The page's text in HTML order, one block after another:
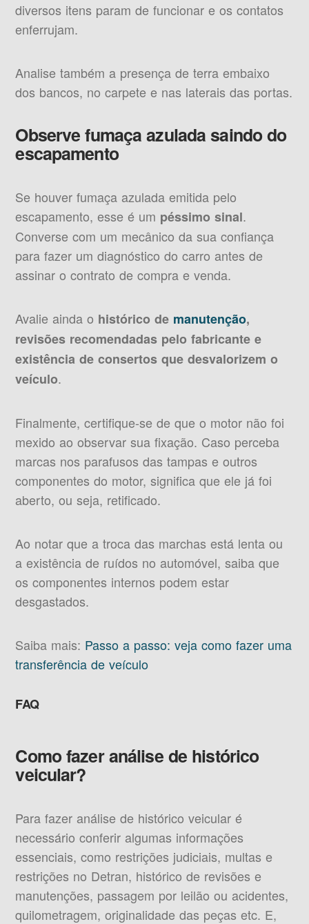
diversos itens param de funcionar e os contatos
enferrujam.
Analise também a presença de terra embaixo
dos bancos, no carpete e nas laterais das portas.
Observe fumaça azulada saindo do
escapamento
Se houver fumaça azulada emitida pelo
escapamento, esse é um péssimo sinal.
Converse com um mecânico da sua confiança
para fazer um diagnóstico do carro antes de
assinar o contrato de compra e venda.
Avalie ainda o histórico de manutenção,
revisões recomendadas pelo fabricante e
existência de consertos que desvalorizem o
veículo.
Finalmente, certifique-se de que o motor não foi
mexido ao observar sua fixação. Caso perceba
marcas nos parafusos das tampas e outros
componentes do motor, significa que ele já foi
aberto, ou seja, retificado.
Ao notar que a troca das marchas está lenta ou
a existência de ruídos no automóvel, saiba que
os componentes internos podem estar
desgastados.
Saiba mais: Passo a passo: veja como fazer uma
transferência de veículo
FAQ
Como fazer análise de histórico
veicular?
Para fazer análise de histórico veicular é
necessário conferir algumas informações
essenciais, como restrições judiciais, multas e
restrições no Detran, histórico de revisões e
manutenções, passagem por leilão ou acidentes,
quilometragem, originalidade das peças etc. E,